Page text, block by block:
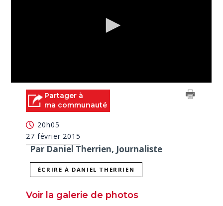
seconds Partager à
ma communauté
20h05
27 février 2015
Par Daniel Therrien, Journaliste
ÉCRIRE À DANIEL THERRIEN
Voir la galerie de photos